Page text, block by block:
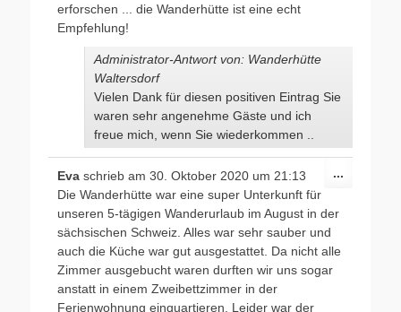
erforschen ... die Wanderhütte ist eine echt
Empfehlung!
Administrator-Antwort von: Wanderhütte
Waltersdorf
Vielen Dank für diesen positiven Eintrag Sie
waren sehr angenehme Gäste und ich
freue mich, wenn Sie wiederkommen ..
Eva schrieb am 30. Oktober 2020 um 21:13
Die Wanderhütte war eine super Unterkunft für
unseren 5-tägigen Wanderurlaub im August in der
sächsischen Schweiz. Alles war sehr sauber und
auch die Küche war gut ausgestattet. Da nicht alle
Zimmer ausgebucht waren durften wir uns sogar
anstatt in einem Zweibettzimmer in der
Ferienwohnung einquartieren. Leider war der
...